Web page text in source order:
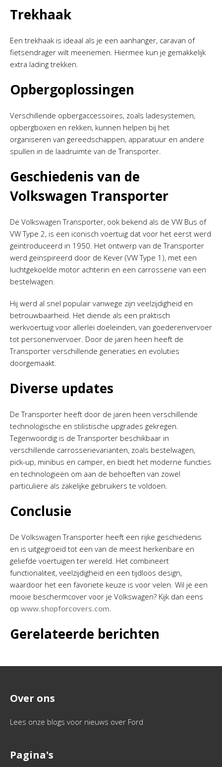
Trekhaak
Een trekhaak is ideaal als je een aanhanger, caravan of
fietsendrager wilt meenemen. Hiermee kun je gemakkelijk
extra lading trekken.
Opbergoplossingen
Verschillende opbergaccessoires, zoals ladesystemen,
opbergboxen en rekken, kunnen helpen bij het
organiseren van gereedschappen, apparatuur en andere
spullen in de laadruimte van de Transporter.
Geschiedenis van de
Volkswagen Transporter
De Volkswagen Transporter, ook bekend als de VW Bus of
VW Type 2, is een iconisch voertuig dat voor het eerst werd
geïntroduceerd in 1950. Het ontwerp van de Transporter
werd geïnspireerd door de Kever (VW Type 1), met een
luchtgekoelde motor achterin en een carrosserie van een
bestelwagen.
Hij werd al snel populair vanwege zijn veelzijdigheid en
betrouwbaarheid. Het diende als een praktisch
werkvoertuig voor allerlei doeleinden, van goederenvervoer
tot personenvervoer. Door de jaren heen heeft de
Transporter verschillende generaties en evoluties
doorgemaakt.
Diverse updates
De Transporter heeft door de jaren heen verschillende
technologische en stilistische upgrades gekregen.
Tegenwoordig is de Transporter beschikbaar in
verschillende carrosserievarianten, zoals bestelwagen,
pick-up, minibus en camper, en biedt het moderne functies
en technologieën om aan de behoeften van zowel
particuliere als zakelijke gebruikers te voldoen.
Conclusie
De Volkswagen Transporter heeft een rijke geschiedenis
en is uitgegroeid tot een van de meest herkenbare en
geliefde voertuigen ter wereld. Het combineert
functionaliteit, veelzijdigheid en een tijdloos design,
waardoor het een favoriete keuze is voor velen. Wil je een
mooie beschermcover voor je Volkswagen? Kijk dan eens
op www.shopforcovers.com.
Gerelateerde berichten
Over ons
Lees onze blogs voor nieuws over Ford
Pagina's